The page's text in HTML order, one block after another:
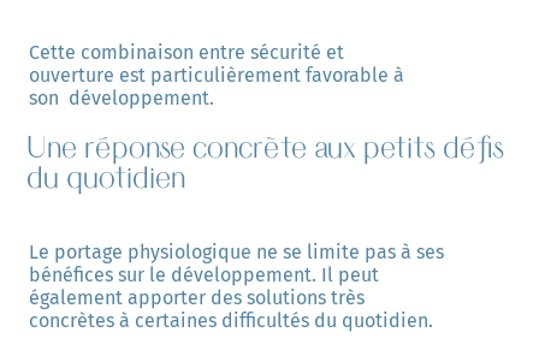
Cette combinaison entre sécurité et
ouverture est particulièrement favorable à
son  développement.
Une réponse concrète aux petits défis
du quotidien
Le portage physiologique ne se limite pas à ses
bénéfices sur le développement. Il peut
également apporter des solutions très
concrètes à certaines difficultés du quotidien.